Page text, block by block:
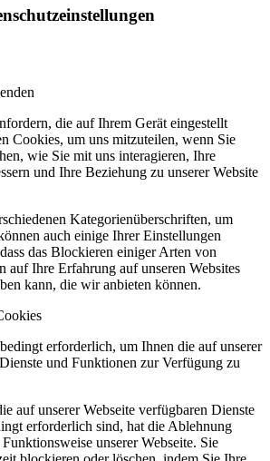
die auf Ihrem Gerät eingestellt
Cookies, um uns mitzuteilen, wenn Sie
wie Sie mit uns interagieren, Ihre
und Ihre Beziehung zu unserer Website
Kategorienüberschriften, um
auch einige Ihrer Einstellungen
das Blockieren einiger Arten von
auf Ihre Erfahrung auf unseren Websites
kann, die wir anbieten können.
erforderlich, um Ihnen die auf unserer
und Funktionen zur Verfügung zu
auf unserer Webseite verfügbaren Dienste
erforderlich sind, hat die Ablehnung
unserer Webseite. Sie